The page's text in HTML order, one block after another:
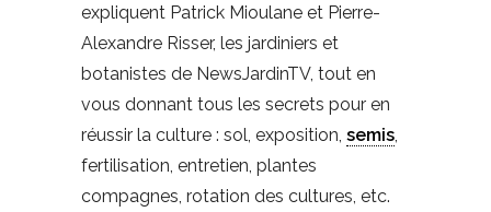
expliquent Patrick Mioulane et Pierre-
Alexandre Risser, les jardiniers et
botanistes de NewsJardinTV, tout en
vous donnant tous les secrets pour en
réussir la culture : sol, exposition, semis
fertilisation, entretien, plantes
compagnes, rotation des cultures, etc.